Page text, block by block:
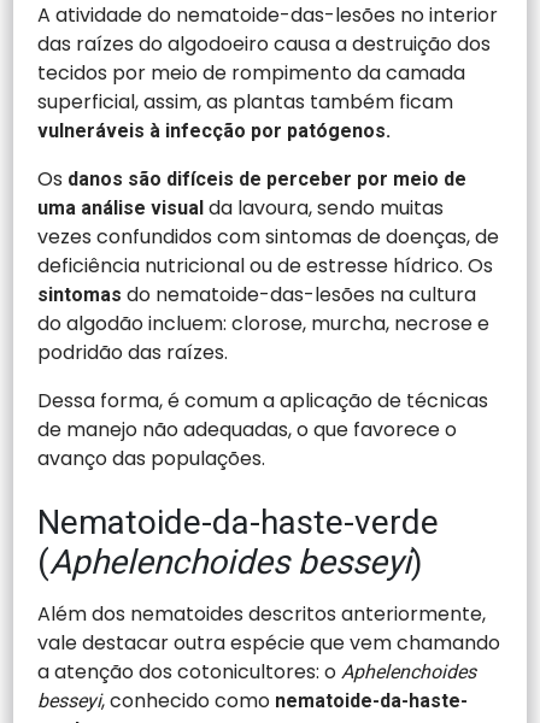
A atividade do nematoide-das-lesões no interior
das raízes do algodoeiro causa a destruição dos
tecidos por meio de rompimento da camada
superficial, assim, as plantas também ficam
vulneráveis à infecção por patógenos.
Os danos são difíceis de perceber por meio de
uma análise visualda lavoura, sendo muitas
vezes confundidos com sintomas de doenças, de
deficiência nutricional ou de estresse hídrico. Os
sintomas do nematoide-das-lesões na cultura
do algodão incluem: clorose, murcha, necrose e
podridão das raízes.
Dessa forma, é comum a aplicação de técnicas
de manejo não adequadas, o que favorece o
avanço das populações.
Nematoide-da-haste-verde
(Aphelenchoides besseyi)
Além dos nematoides descritos anteriormente,
vale destacar outra espécie que vem chamando
a atenção dos cotonicultores: oAphelenchoides
besseyi, conhecido como nematoide-da-haste-